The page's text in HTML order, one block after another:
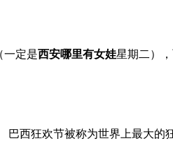
一定是西安哪里有女娃星期二）
西狂欢节被称为世界上最大的